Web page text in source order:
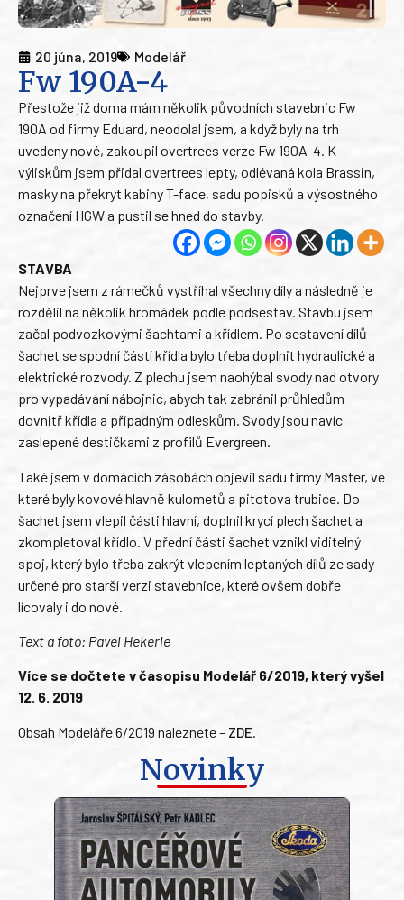
20 júna, 2019 Modelář
Fw 190A-4
Přestože již doma mám několik původních stavebnic Fw
190A od firmy Eduard, neodolal jsem, a když byly na trh
uvedeny nové, zakoupil overtrees verze Fw 190A-4. K
výliskům jsem přidal overtrees lepty, odlévaná kola Brassin,
masky na překryt kabiny T-face, sadu popisků a výsostného
označení HGW a pustil se hned do stavby.
STAVBA
Nejprve jsem z rámečků vystříhal všechny díly a následně je
rozdělil na několik hromádek podle podsestav. Stavbu jsem
začal podvozkovými šachtami a křídlem. Po sestavení dílů
šachet se spodní částí křídla bylo třeba doplnit hydraulické a
elektrické rozvody. Z plechu jsem naohýbal svody nad otvory
pro vypadávání nábojnic, abych tak zabránil průhledům
dovnitř křídla a případným odleskům. Svody jsou navíc
zaslepené destičkami z profilů Evergreen.
Také jsem v domácích zásobách objevil sadu firmy Master, ve
které byly kovové hlavně kulometů a pitotova trubice. Do
šachet jsem vlepil části hlavní, doplnil krycí plech šachet a
zkompletoval křídlo. V přední části šachet vznikl viditelný
spoj, který bylo třeba zakrýt vlepením leptaných dílů ze sady
určené pro starší verzi stavebnice, které ovšem dobře
lícovaly i do nové.
Text a foto: Pavel Hekerle
Více se dočtete v časopisu Modelář 6/2019, který vyšel
12. 6. 2019
Obsah Modeláře 6/2019 naleznete – ZDE.
Novinky